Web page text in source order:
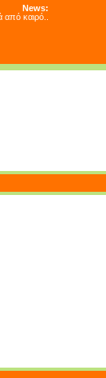
News:
από καιρό..